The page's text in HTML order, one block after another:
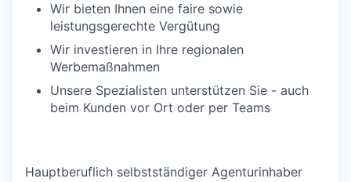
Wir bieten Ihnen eine faire sowie
leistungsgerechte Vergütung
Wir investieren in Ihre regionalen
Werbemaßnahmen
Unsere Spezialisten unterstützen Sie - auch
beim Kunden vor Ort oder per Teams
Hauptberuflich selbstständiger Agenturinhaber